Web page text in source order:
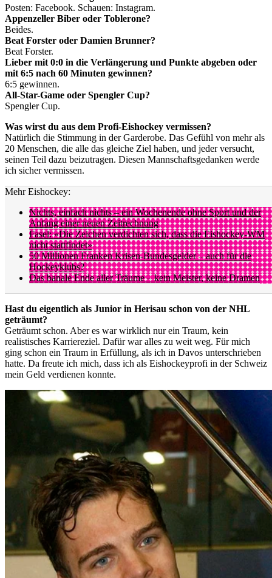
Posten: Facebook. Schauen: Instagram.
Appenzeller Biber oder Toblerone?
Beides.
Beat Forster oder Damien Brunner?
Beat Forster.
Lieber mit 0:0 in die Verlängerung und Punkte abgeben oder
mit 6:5 nach 60 Minuten gewinnen?
6:5 gewinnen.
All-Star-Game oder Spengler Cup?
Spengler Cup.
Was wirst du aus dem Profi-Eishockey vermissen?
Natürlich die Stimmung in der Garderobe. Das Gefühl von mehr als
20 Menschen, die alle das gleiche Ziel haben, und jeder versucht,
seinen Teil dazu beizutragen. Diesen Mannschaftsgedanken werde
ich sicher vermissen.
Mehr Eishockey:
Nichts, einfach nichts – ein Wochenende ohne Sport und der
Anfang einer neuen Zeitrechnung
Fasel: «Die Zeichen verdichten sich, dass die Eishockey-WM
nicht stattfindet»
50 Millionen Franken Krisen-Bundesgelder – auch für die
Hockeyklubs?
Das banale Ende aller Träume – kein Meister, keine Dramen
Hast du eigentlich als Junior in Herisau schon von der NHL
geträumt?
Geträumt schon. Aber es war wirklich nur ein Traum, kein
realistisches Karriereziel. Dafür war alles zu weit weg. Für mich
ging schon ein Traum in Erfüllung, als ich in Davos unterschrieben
hatte. Da freute ich mich, dass ich als Eishockeyprofi in der Schweiz
mein Geld verdienen konnte.